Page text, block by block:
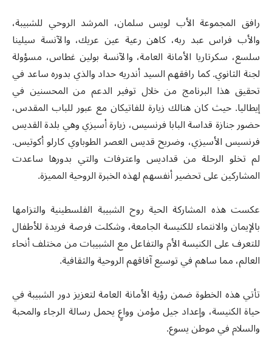
رافق المجموعة الأب لويس سلمان، المرشد الروحي للشبيبة،
والأب فراس عبد ربه، كاهن رعية عين عريك، والآنسة سيلينا
سلسع، سكرتاريا الأمانة العامة، والآنسة بولين غطاس، مسؤولة
لجنة الثانوي. كما رافقهم السيد أندريه حداد والذي بدوره ساعد في
تحقيق هذا البرنامج من خلال توفير الدعم من المحسنين في
إيطاليا. حيث كان هنالك زيارة للفاتيكان مع عبور للباب المقدس،
حضور جنازة قداسة البابا فرنسيس، زيارة أسيزي وهي بلدة القديس
فرنسيس الأسيزي، وضريح قديس العصر الطوباوي كارلو أكوتيس.
لم تخلو الرحلة من قداديس واعترفات والتي بدورها ساعدت
المشاركين على تحضير أنفسهم لهذه الخبرة الروحية المميزة.
عكست هذه المشاركة الحية روح الشبيبة الفلسطينية والتزامها
بالإيمان والانتماء للكنيسة الجامعة، وشكلت فرصة فريدة للأطفال
للتعرف على الكنيسة الأم والتفاعل مع الشبيبات من مختلف أنحاء
العالم، مما ساهم في توسيع آفاقهم الروحية والثقافية.
تأتي هذه الخطوة ضمن رؤية الأمانة العامة لتعزيز دور الشبيبة في
حياة الكنيسة، وإعداد جيل مؤمن وواعٍ يحمل رسالة الرجاء والمحبة
والسلام في موطن يسوع.